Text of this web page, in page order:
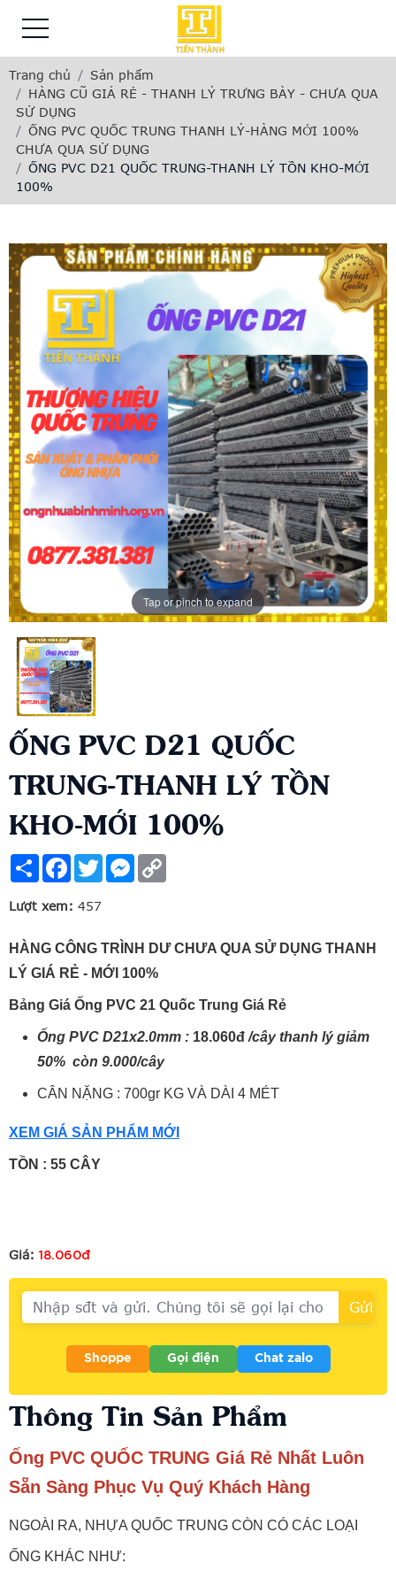
Trang chủ
Sản phẩm
HÀNG CŨ GIÁ RẺ - THANH LÝ TRƯNG BÀY - CHƯA QUA
SỬ DỤNG
ỐNG PVC QUỐC TRUNG THANH LÝ-HÀNG MỚI 100%
CHƯA QUA SỬ DỤNG
ỐNG PVC D21 QUỐC TRUNG-THANH LÝ TỒN KHO-MỚI
100%
Tap or pinch to expand
ỐNG PVC D21 QUỐC
TRUNG-THANH LÝ TỒN
KHO-MỚI 100%
ShareFacebook
TwitterMessenger
Lượt xem: 457
HÀNG CÔNG TRÌNH DƯ CHƯA QUA SỬ DỤNG THANH
LÝ GIÁ RẺ - MỚI 100%
Bảng Giá Ống PVC 21 Quốc Trung Giá Rẻ
Ống PVC D21x2.0mm : 18.060đ/cây thanh lý giảm
50% còn 9.000/cây
CÂN NẶNG : 700gr KG VÀ DÀI 4 MÉT
XEM GIÁ SẢN PHẨM MỚI
TỒN : 55 CÂY
Giá: 18.060đ
Shoppe Gọi điện Chat zalo
Thông Tin Sản Phẩm
Ống PVC QUỐC TRUNG Giá Rẻ Nhất Luôn
Sẵn Sàng Phục Vụ Quý Khách Hàng
NGOÀI RA, NHỰA QUỐC TRUNG CÒN CÓ CÁC LOẠI
ỐNG KHÁC NHƯ: